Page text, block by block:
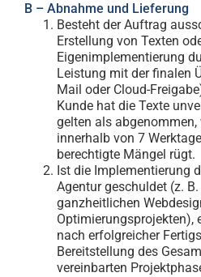
B – Abnahme und Lieferung
Besteht der Auftrag
Erstellung von Texten
Eigenimplementierung
Leistung mit der finalen
Mail oder Cloud-
Kunde hat die Texte
gelten als
innerhalb von 7
berechtigte Mängel rügt.
Ist die Implementierung
Agentur geschuldet (z.
ganzheitlichen
Optimierungsprojekten),
nach erfolgreicher
Bereitstellung des
vereinbarten